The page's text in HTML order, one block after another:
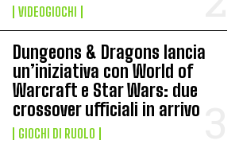
VIDEOGIOCHI
Dungeons & Dragons lancia
un’iniziativa con World of
Warcraft e Star Wars: due
crossover ufficiali in arrivo
GIOCHI DI RUOLO